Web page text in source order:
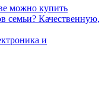
можно купить
семьи? Качественную,
и